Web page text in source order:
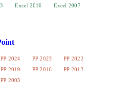
Excel 2010
Excel 2007
PP 2024 PP 2023
PP 2022
PP 2019 PP 2016
PP 2013
PP 2003